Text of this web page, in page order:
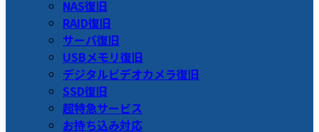
NAS復旧
RAID復旧
サーバ復旧
USBメモリ復旧
デジタルビデオカメラ復旧
SSD復旧
超特急サービス
お持ち込み対応